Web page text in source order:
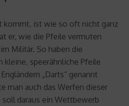
kommt, ist wie so oft nicht ganz
er, wie die Pfeile vermuten
Militär. So haben die
kleine, speerähnliche Pfeile
„Darts“ genannt
man auch das Werfen dieser
daraus ein Wettbewerb